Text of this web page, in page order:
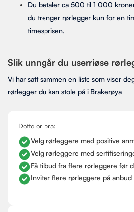
Du betaler ca 500 til 1 000
du trenger rørlegger kun for en
timesprisen.
Slik unngår du userriøse
Vi har satt sammen en liste som viser
rørlegger du kan stole på i Brakerøya
Dette er bra:
Velg rørleggere med positive
Velg rørleggere med
Få tilbud fra flere rørleggere før
Inviter flere rørleggere på anbud